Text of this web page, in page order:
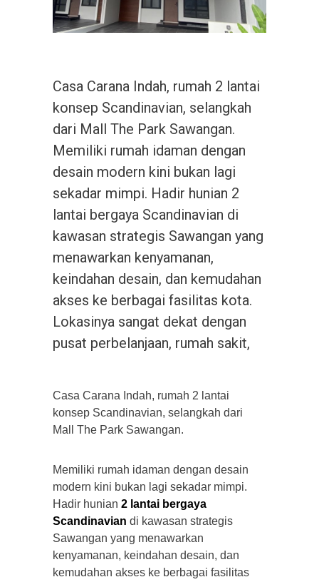
Casa Carana Indah, rumah 2 lantai
konsep Scandinavian, selangkah
dari Mall The Park Sawangan.
Memiliki rumah idaman dengan
desain modern kini bukan lagi
sekadar mimpi. Hadir hunian 2
lantai bergaya Scandinavian di
kawasan strategis Sawangan yang
menawarkan kenyamanan,
keindahan desain, dan kemudahan
akses ke berbagai fasilitas kota.
Lokasinya sangat dekat dengan
pusat perbelanjaan, rumah sakit,
Casa Carana Indah, rumah 2 lantai
konsep Scandinavian, selangkah dari
Mall The Park Sawangan.
Memiliki rumah idaman dengan desain
modern kini bukan lagi sekadar mimpi.
Hadir hunian 2 lantai bergaya
Scandinavian di kawasan strategis
Sawangan yang menawarkan
kenyamanan, keindahan desain, dan
kemudahan akses ke berbagai fasilitas